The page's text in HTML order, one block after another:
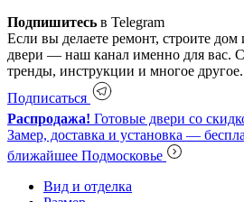
Подпишитесь в Telegram
Если вы делаете ремонт, строите дом
двери — наш канал именно для вас.
тренды, инструкции и многое другое.
Подписаться
Распродажа! Готовые двери со
Замер, доставка и установка —
ближайшее Подмосковье
Вид и отделка